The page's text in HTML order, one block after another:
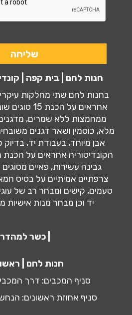
חנות לחם | בית קפה |
בחנות לחם שתי מחלקות
אחראים על
ממחמצות ללא שמרים,
מלא, כוסמין ושאר דגנים
אבן מיוחד, בעבודת יד,
הקונדיטוריה אחראים על הכנת
גבינה עשירות, פאיים מסוגים
צרפתיים אמיתיים על בסיס
טעמים, קישים ומבחר רב של
יד וכן מבחר מנות אישיות
| כשר
חנות לחם |
סניף המכבים: דרך המכבים 16
סניף אחוזת ראשונים: הנחשול 30,